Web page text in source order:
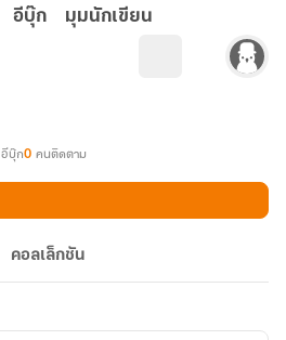
อีบุ๊ก มุมนักเขียน
อีบุ๊ก0 คนติดตาม
คอลเล็กชัน